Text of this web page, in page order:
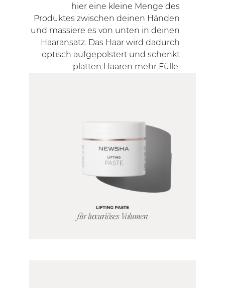
hier eine kleine Menge des
Produktes zwischen deinen Händen
und massiere es von unten in deinen
Haaransatz. Das Haar wird dadurch
optisch aufgepolstert und schenkt
platten Haaren mehr Fülle.